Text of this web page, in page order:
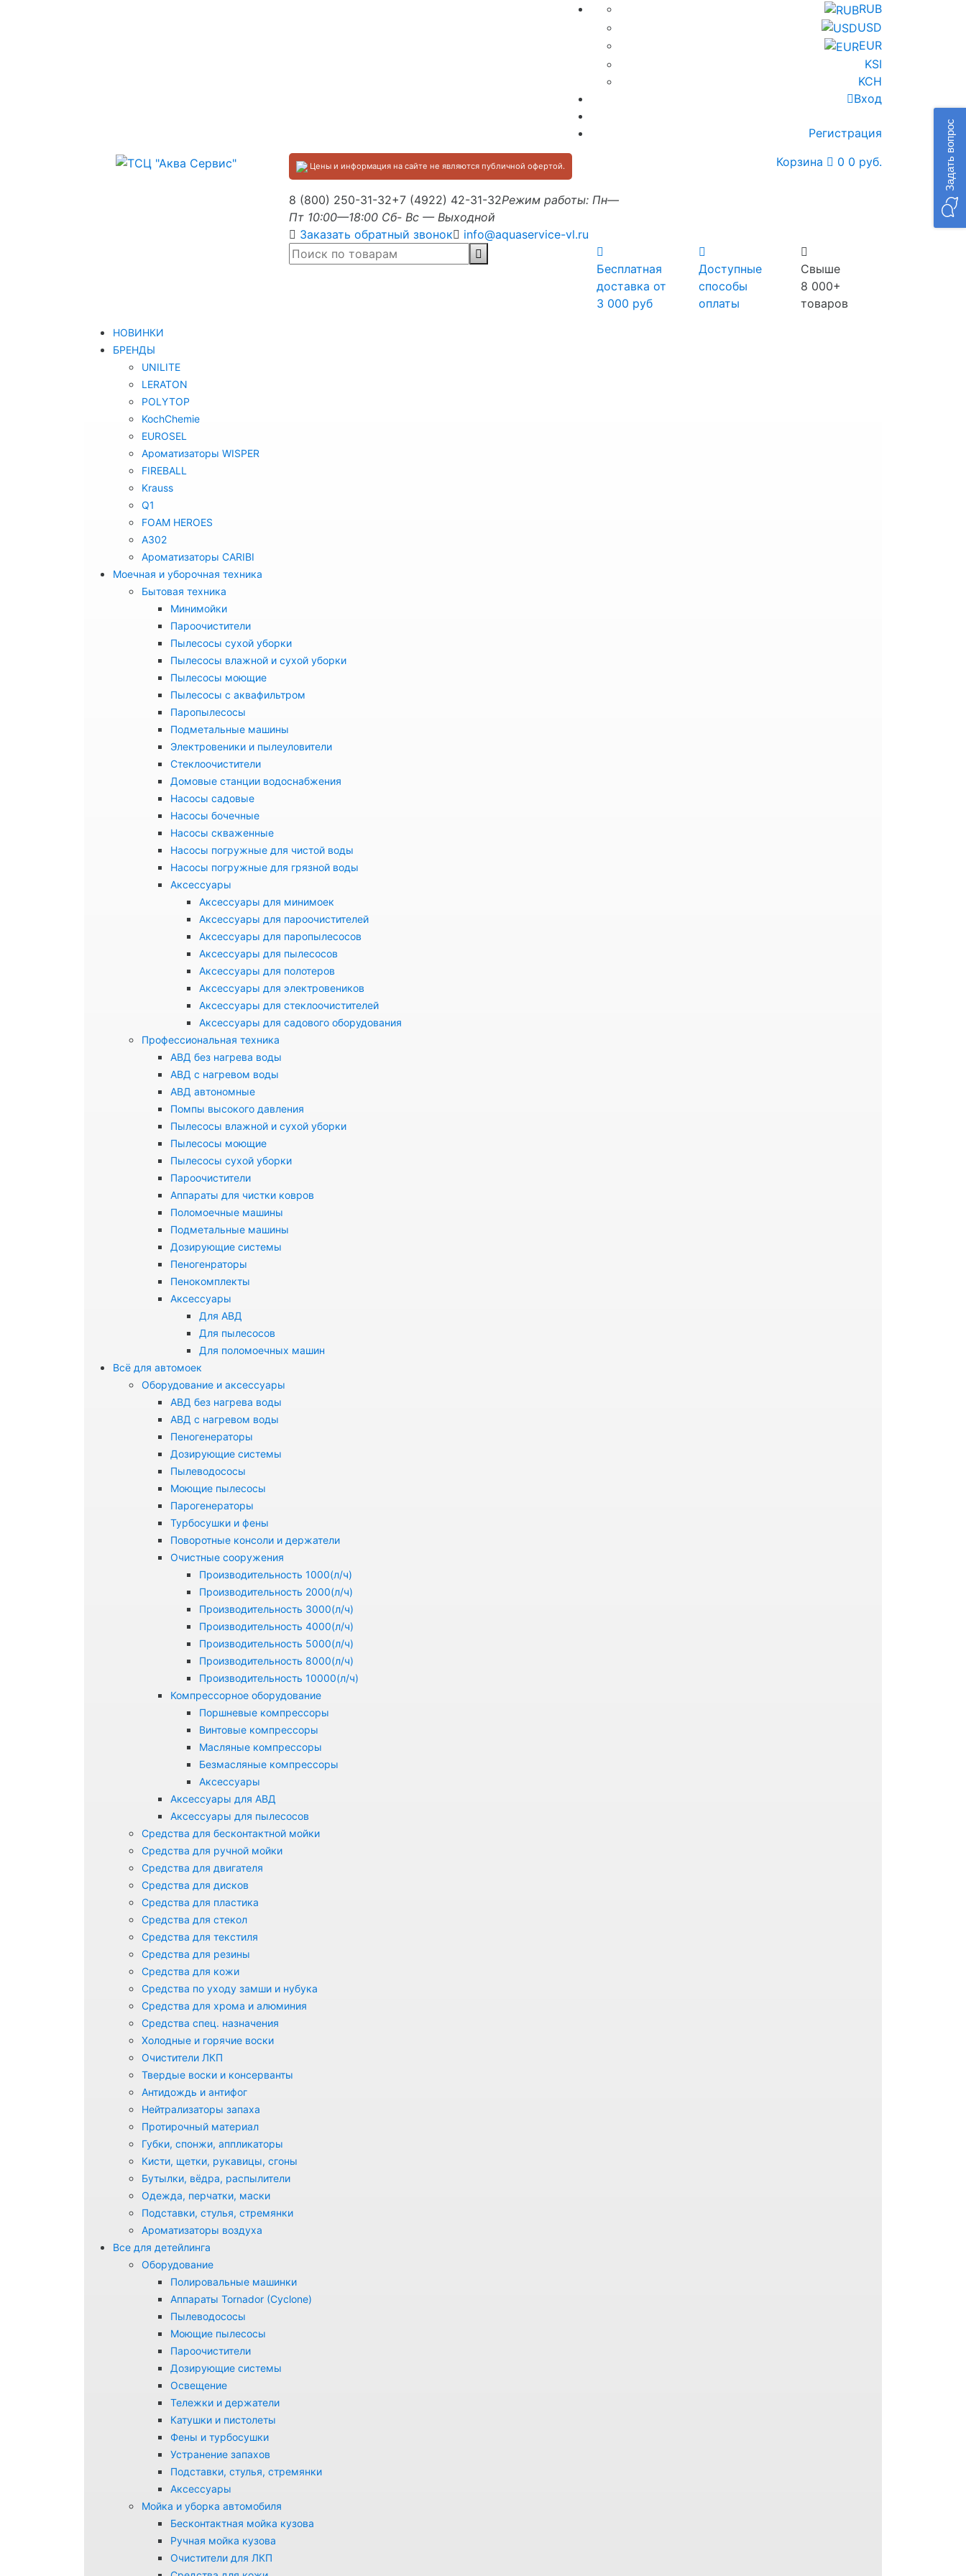
RUB
USD
EUR
KSI
KCH
Вход
Регистрация
Цены и информация на сайте не являются публичной офертой.
8 (800) 250-31-32+7 (4922) 42-31-32Режим работы: Пн—
Пт 10:00—18:00 Сб- Вс — Выходной
Заказать обратный звонок
info@aquaservice-vl.ru
Корзина 0 0 руб.
Бесплатная
доставка от
3 000 руб
Доступные
способы
оплаты
Свыше
8 000+
товаров
НОВИНКИ
БРЕНДЫ
UNILITE
LERATON
POLYTOP
KochChemie
EUROSEL
Ароматизаторы WISPER
FIREBALL
Krauss
Q1
FOAM HEROES
A302
Ароматизаторы CARIBI
Моечная и уборочная техника
Бытовая техника
Минимойки
Пароочистители
Пылесосы сухой уборки
Пылесосы влажной и сухой уборки
Пылесосы моющие
Пылесосы с аквафильтром
Паропылесосы
Подметальные машины
Электровеники и пылеуловители
Стеклоочистители
Домовые станции водоснабжения
Насосы садовые
Насосы бочечные
Насосы скваженные
Насосы погружные для чистой воды
Насосы погружные для грязной воды
Аксессуары
Аксессуары для минимоек
Аксессуары для пароочистителей
Аксессуары для паропылесосов
Аксессуары для пылесосов
Аксессуары для полотеров
Аксессуары для электровеников
Аксессуары для стеклоочистителей
Аксессуары для садового оборудования
Профессиональная техника
АВД без нагрева воды
АВД с нагревом воды
АВД автономные
Помпы высокого давления
Пылесосы влажной и сухой уборки
Пылесосы моющие
Пылесосы сухой уборки
Пароочистители
Аппараты для чистки ковров
Поломоечные машины
Подметальные машины
Дозирующие системы
Пеногенраторы
Пенокомплекты
Аксессуары
Для АВД
Для пылесосов
Для поломоечных машин
Всё для автомоек
Оборудование и аксессуары
АВД без нагрева воды
АВД с нагревом воды
Пеногенераторы
Дозирующие системы
Пылеводососы
Моющие пылесосы
Парогенераторы
Турбосушки и фены
Поворотные консоли и держатели
Очистные сооружения
Производительность 1000(л/ч)
Производительность 2000(л/ч)
Производительность 3000(л/ч)
Производительность 4000(л/ч)
Производительность 5000(л/ч)
Производительность 8000(л/ч)
Производительность 10000(л/ч)
Компрессорное оборудование
Поршневые компрессоры
Винтовые компрессоры
Масляные компрессоры
Безмасляные компрессоры
Аксессуары
Аксессуары для АВД
Аксессуары для пылесосов
Средства для бесконтактной мойки
Средства для ручной мойки
Средства для двигателя
Средства для дисков
Средства для пластика
Средства для стекол
Средства для текстиля
Средства для резины
Средства для кожи
Средства по уходу замши и нубука
Средства для хрома и алюминия
Средства спец. назначения
Холодные и горячие воски
Очистители ЛКП
Твердые воски и консерванты
Антидождь и антифог
Нейтрализаторы запаха
Протирочный материал
Губки, спонжи, аппликаторы
Кисти, щетки, рукавицы, сгоны
Бутылки, вёдра, распылители
Одежда, перчатки, маски
Подставки, стулья, стремянки
Ароматизаторы воздуха
Все для детейлинга
Оборудование
Полировальные машинки
Аппараты Tornador (Cyclone)
Пылеводососы
Моющие пылесосы
Пароочистители
Дозирующие системы
Освещение
Тележки и держатели
Катушки и пистолеты
Фены и турбосушки
Устранение запахов
Подставки, стулья, стремянки
Аксессуары
Мойка и уборка автомобиля
Бесконтактная мойка кузова
Ручная мойка кузова
Очистители для ЛКП
Задать вопрос